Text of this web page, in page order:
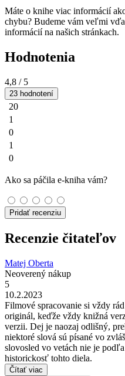
Máte o knihe viac informácií
chybu? Budeme vám veľmi
informácií na našich stránkach.
Hodnotenia
4,8 / 5
23 hodnotení
20
1
0
1
0
Ako sa páčila e-kniha vám?
Pridať recenziu
Recenzie čitateľov
Matej Oberta
Neoverený nákup
5
10.2.2023
Filmové spracovanie si vždy
originál, keďže vždy knižná
verzii. Dej je naozaj odlišný,
niektoré slová sú písané vo
slovosled vo vetách nie je
historickosť tohto diela.
Čítať viac